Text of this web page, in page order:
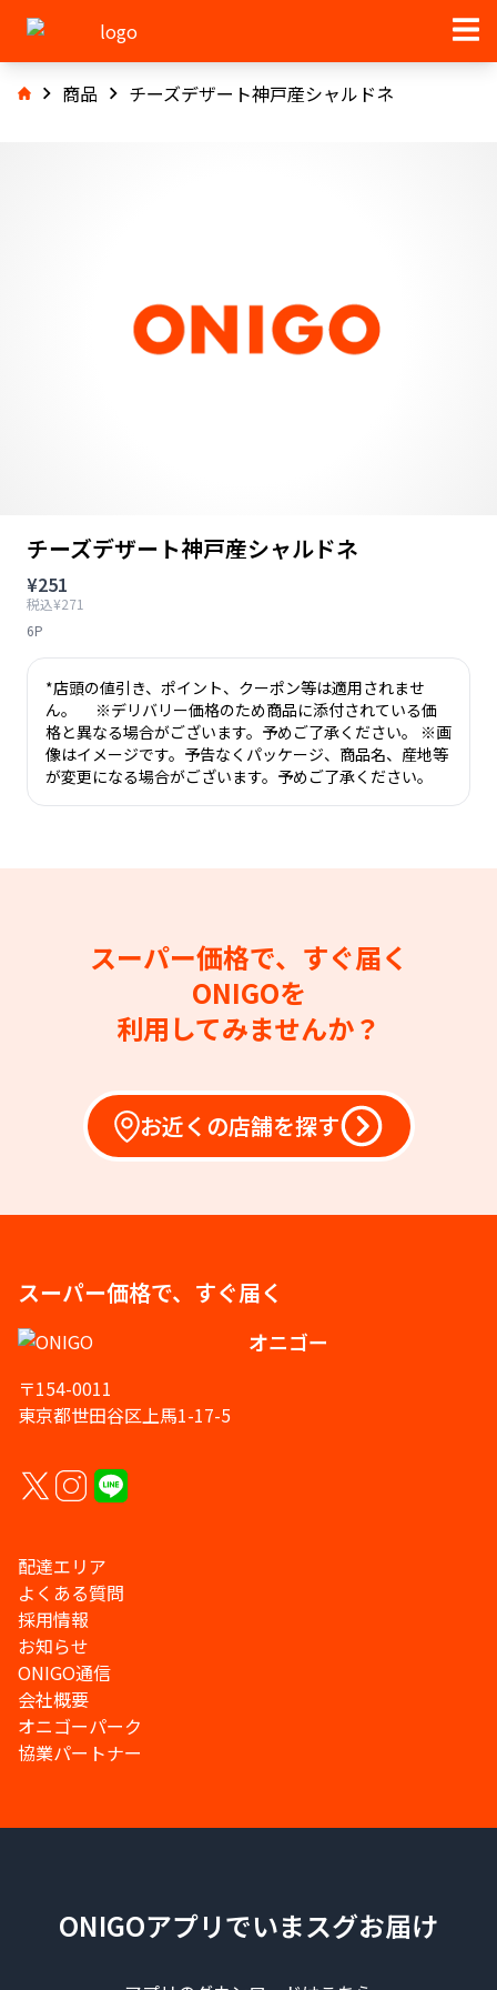
商品 チーズデザート神戸産シャルドネ
チーズデザート神戸産シャルドネ
¥251
税込¥271
6P
*店頭の値引き、ポイント、クーポン等は適用されませ
ん。 ※デリバリー価格のため商品に添付されている価
格と異なる場合がございます。予めご了承ください。 ※画
像はイメージです。予告なくパッケージ、商品名、産地等
が変更になる場合がございます。予めご了承ください。
スーパー価格で、すぐ届く
ONIGOを
利用してみませんか？
お近くの店舗を探す
スーパー価格で、すぐ届く
オニゴー
〒154-0011
東京都世田谷区上馬1-17-5
配達エリア
よくある質問
採用情報
お知らせ
ONIGO通信
会社概要
オニゴーパーク
協業パートナー
ONIGOアプリでいまスグお届け